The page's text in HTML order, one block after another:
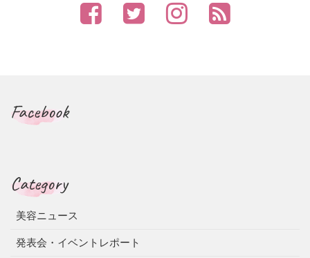
Facebook
Category
美容ニュース
発表会・イベントレポート